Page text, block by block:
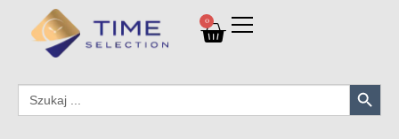
0
Search
for:
Search Button